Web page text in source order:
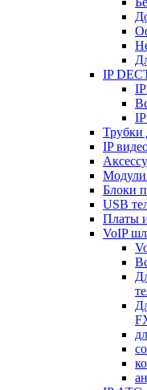
IP
Трубки
IP
Модули
Блоки
USB
Платы
VoIP